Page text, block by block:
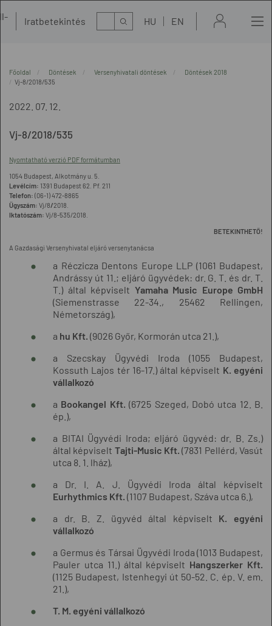
Iratbetekintés Kereső HU EN
Főoldal Döntések Versenyhivatali döntések
Döntések 2018
Vj-8/2018/535
2022. 07. 12.
Vj-8/2018/535
Nyomtatható verzió PDF formátumban
1054 Budapest, Alkotmány u. 5.
Levélcím: 1391 Budapest 62. Pf. 211
Telefon: (06-1) 472-8865
Ügyszám: Vj/8/2018.
Iktatószám: Vj/8-535/2018.
BETEKINTHETŐ!
A Gazdasági Versenyhivatal eljáró versenytanácsa
a Réczicza Dentons Europe LLP (1061 Budapest,
Andrássy út 11.; eljáró ügyvédek: dr. G. T. és dr. T.
T.) által képviselt Yamaha Music Europe GmbH
(Siemenstrasse 22-34., 25462 Rellingen,
Németország),
a hu Kft. (9026 Győr, Kormorán utca 21.),
a Szecskay Ügyvédi Iroda (1055 Budapest,
Kossuth Lajos tér 16-17.) által képviselt K. egyéni
vállalkozó
a Bookangel Kft. (6725 Szeged, Dobó utca 12. B.
ép.),
a BITAI Ügyvédi Iroda; eljáró ügyvéd: dr. B. Zs.)
által képviselt Tajti-Music Kft. (7831 Pellérd, Vasút
utca 8. 1. lház),
a Dr. I. A. J. Ügyvédi Iroda által képviselt
Eurhythmics Kft. (1107 Budapest, Száva utca 6.),
a dr. B. Z. ügyvéd által képviselt K. egyéni
vállalkozó
a Germus és Társai Ügyvédi Iroda (1013 Budapest,
Pauler utca 11.) által képviselt Hangszerker Kft.
(1125 Budapest, Istenhegyi út 50-52. C. ép. V. em.
21.),
T. M. egyéni vállalkozó